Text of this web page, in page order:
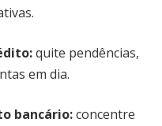
quite pendências,
em dia.
bancário:concentre